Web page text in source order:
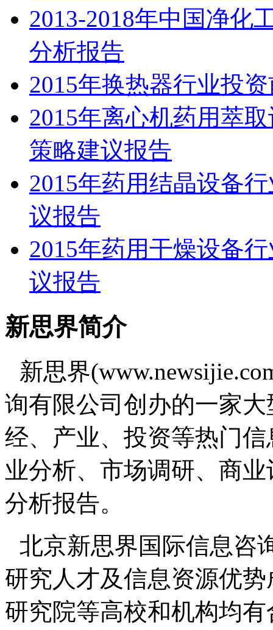
2013-2018年中国净化
分析报告
2015年换热器行业投
2015年离心机药用萃
策略建议报告
2015年药用结晶设备
议报告
2015年药用干燥设备
议报告
新思界简介
新思界
询有限公司创办的一家
经、产业、投资等热门
业分析、市场调研、商
分析报告。
北京新思界国际信息咨
研究人才及信息资源优
研究院等高校和机构均